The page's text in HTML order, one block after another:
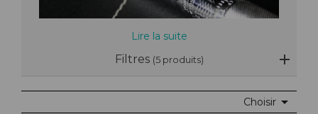
Lire la suite
Filtres (5 produits)
Choisir 